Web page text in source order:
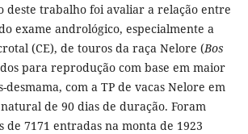
deste trabalho foi avaliar a relação entre
exame andrológico, especialmente a
(CE), de touros da raça Nelore (Bos
para reprodução com base em maior
desmama, com a TP de vacas Nelore em
de 90 dias de duração. Foram
de 7171 entradas na monta de 1923